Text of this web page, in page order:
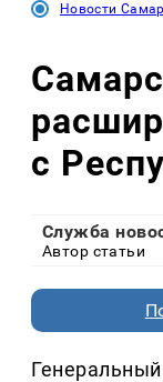
Новости
с
Служба
Автор статьи